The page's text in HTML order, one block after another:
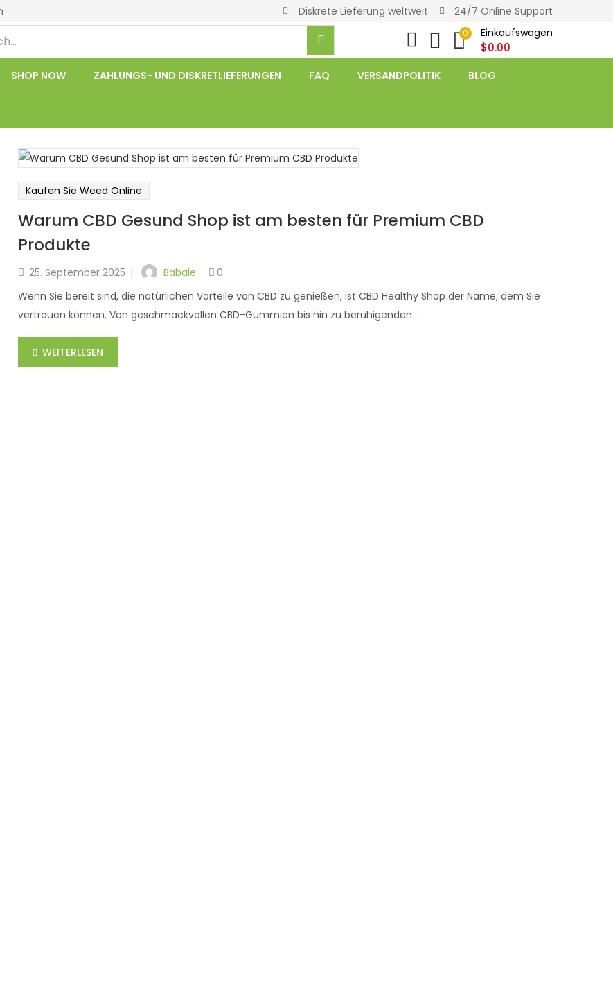
Diskrete Lieferung weltweit 24/7 Online Support
0 Einkaufswagen
$0.00
SHOP NOW ZAHLUNGS- UND DISKRETLIEFERUNGEN FAQ VERSANDPOLITIK BLOG
Kaufen Sie Weed Online
Warum CBD Gesund Shop ist am besten für Premium CBD
Produkte
25. September 2025 Babale
0
Wenn Sie bereit sind, die natürlichen Vorteile von CBD zu genießen, ist CBD Healthy Shop der Name, dem Sie
vertrauen können. Von geschmackvollen CBD-Gummien bis hin zu beruhigenden ...
WEITERLESEN